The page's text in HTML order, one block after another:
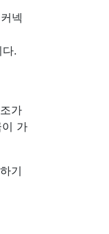
넥
.
가
가
기